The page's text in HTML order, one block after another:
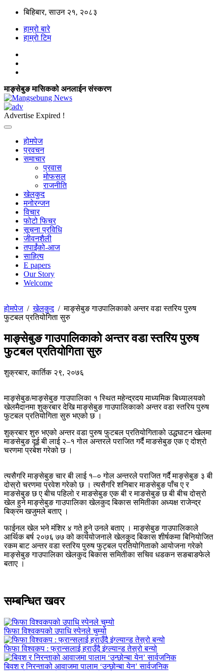
बिहिबार, साउन २१, २०८३
हाम्रो बारे
हाम्राे टिम
माङ्सेबुङ मासिकको अनलाईन संस्करण
Advertise Expired !
होमपेज
प्रवचन
समाचार
प्रवास
मोफसल
राजनीति
खेलकुद
मनोरन्जन
विचार
फोटो फिचर
सूचना प्रविधि
जीवनशैली
तपाईंको-आज
साहित्य
E papers
Our Story
Welcome
होमपेज/खेलकुद/माङ्सेबुङ गाउपालिकाको अन्तर वडा स्तरिय पुरुष
फुटबल प्रतियोगिता सुरु
माङ्सेबुङ गाउपालिकाको अन्तर वडा स्तरिय पुरुष
फुटबल प्रतियोगिता सुरु
शुक्रबार, कार्तिक २९, २०७६
माङ्सेबुङ/माङ्सेबुङ गाउपालिका १ स्थित महेन्द्रदय माध्यमिक बिध्यालयको
खेलमैदानमा शुक्रबार देखि माङ्सेबुङ गाउपालिकाको अन्तर वडा स्तरिय पुरुष
फुटबल प्रतियोगिता सुरु भएको छ ।
शुक्रबार शुरु भएको अन्तर वडा पुरुष फुटबल प्रतियोगिताको उद्धघाटन खेलमा
माङसेबुङ दूई बी लाई २–१ गोल अन्तरले पराजित गर्दै माङसेबुङ एक ए दोश्रो
चरणमा प्रबेश गरेको छ ।
त्यसैगरि माङ्सेबुङ चार बी लाई १–० गोल अन्तरले पराजित गर्दै माङ्सेबुङ ३ बी
दोस्रो चरणमा प्रवेश गरेको छ । त्यसैगरि शनिबार माङसेबुङ पाँच ए र
माङसेबुङ छ ए बीच पहिलो र माङसेबुङ एक बी र माङसेबुङ छ बी बीच दोस्रो
खेल हुने माङ्सेबुङ गाउपालिका खेलकुद बिकास समितीका अध्यक्ष राजेन्द्र
बिक्रम खजुमले बताए् ।
फाईनल खेल भने मंशिर ४ गते हुने उनले बताए । माङ्सेबुङ गाउपालिकाले
आर्थिक बर्ष २०७६ ७७ को कार्ययोजनाले खेलकुद बिकास शीर्षकमा बिनियोजित
रकम बाट अन्तर वडा स्तरिय पुरुष फुट्बल प्रतियोगिताको आयोजना गरेको
माङ्सेबुङ गाउपालिका खेलकुद बिकास समितीका सचिव धडकन सङबाङफेले
बताए ।
सम्बन्धित खवर
फिफा विश्वकपको उपाधि स्पेनले चुम्यो
फिफा विश्वकप : फ्रान्सलाई हराउँदै इंग्ल्यान्ड तेस्रो बन्यो
बिवश र निरन्ताको आवाजमा पालाम ‘उन्छोन्बा येन’ सार्वजनिक